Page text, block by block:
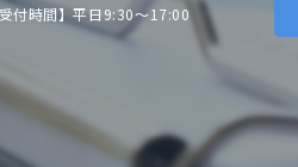
受付時間】平日9:30～17:00